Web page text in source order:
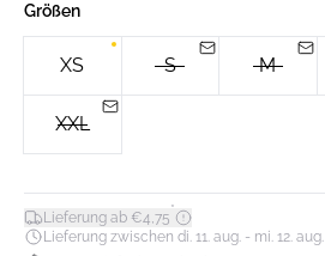
Größen
XS S M
XXL
Lieferung ab €4,75*
Lieferung zwischen di. 11. aug. - mi. 12. aug.